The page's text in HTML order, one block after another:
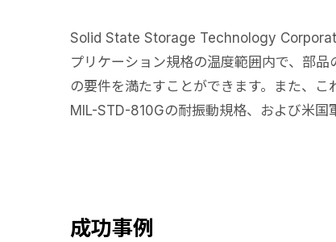
Solid State Storage Technology
プリケーション規格の温度範囲内で、部
の要件を満たすことができます。また、
MIL-STD-810Gの耐振動規格、および米
成功事例